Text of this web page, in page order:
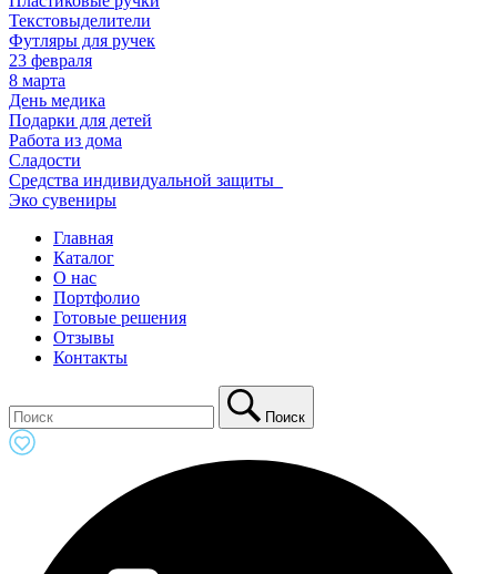
Текстовыделители
Футляры для ручек
23 февраля
8 марта
День медика
Подарки для детей
Работа из дома
Сладости
Средства индивидуальной защиты_
Эко сувениры
Главная
Каталог
О нас
Портфолио
Готовые решения
Отзывы
Контакты
Поиск